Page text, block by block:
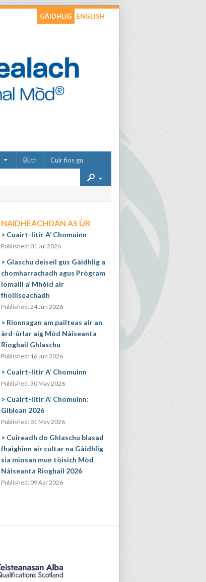
GÀIDHLIG ENGLISH
Bùth Cuir fios gu
NAIDHEACHDAN AS ÙR
Cuairt-litir A’ Chomuinn
Published: 01 Jul 2026
Glaschu deiseil gus Gàidhlig a
chomharrachadh agus Prògram
Iomaill a’ Mhòid air
fhoillseachadh
Published: 24 Jun 2026
Rionnagan am pailteas air an
àrd-ùrlar aig Mòd Nàiseanta
Rìoghail Ghlaschu
Published: 16 Jun 2026
Cuairt-litir A’ Chomuinn
Published: 30 May 2026
Cuairt-litir A’ Chomuinn:
Giblean 2026
Published: 01 May 2026
Cuireadh do Ghlaschu blasad
fhaighinn air cultar na Gàidhlig
sia mìosan mun tòisich Mòd
Nàiseanta Rìoghail 2026
Published: 09 Apr 2026